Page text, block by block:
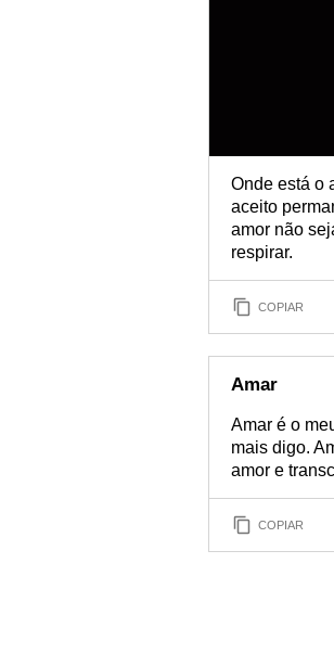
Onde está o
aceito
amor não
respirar.
COPIAR
Amar
Amar é o
mais digo.
amor e
COPIAR